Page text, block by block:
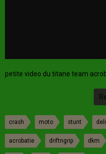
petite video du titane team
crash moto stunt
acrobatie driftngrip dkm